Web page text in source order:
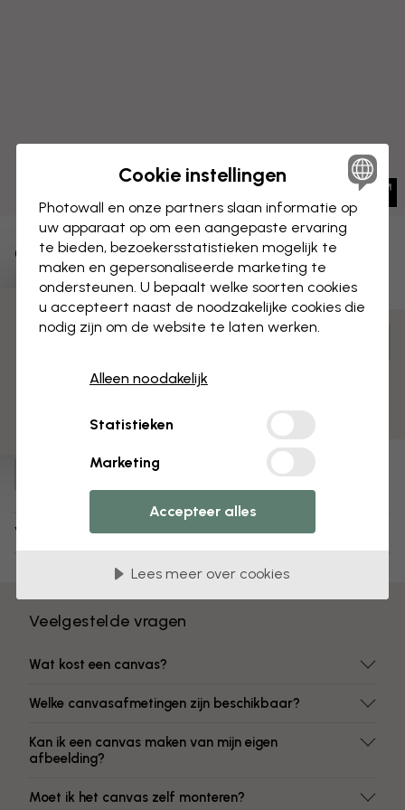
Retro Vlag
CANVAS Opslaan
Voorgemonteerd en klaar om op te hangen
Mat oppervlak
Verzending en retourneren
Veelgestelde vragen
Wat kost een canvas?
Welke canvasafmetingen zijn beschikbaar?
Kan ik een canvas maken van mijn eigen
afbeelding?
Moet ik het canvas zelf monteren?
Cookie instellingen
Photowall en onze partners slaan informatie op
uw apparaat op om een aangepaste ervaring
te bieden, bezoekersstatistieken mogelijk te
maken en gepersonaliseerde marketing te
ondersteunen. U bepaalt welke soorten cookies
u accepteert naast de noodzakelijke cookies die
nodig zijn om de website te laten werken.
Alleen noodakelijk
Statistieken
Marketing
Accepteer alles
Lees meer over cookies